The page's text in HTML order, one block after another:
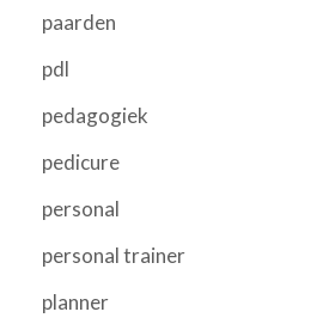
paarden
pdl
pedagogiek
pedicure
personal
personal trainer
planner